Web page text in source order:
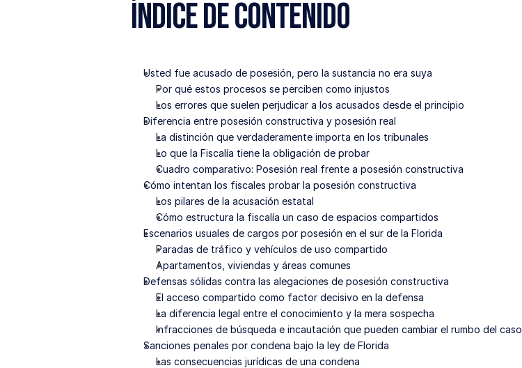
Índice de Contenido
Usted fue acusado de posesión, pero la sustancia no era suya
Por qué estos procesos se perciben como injustos
Los errores que suelen perjudicar a los acusados desde el principio
Diferencia entre posesión constructiva y posesión real
La distinción que verdaderamente importa en los tribunales
Lo que la Fiscalía tiene la obligación de probar
Cuadro comparativo: Posesión real frente a posesión constructiva
Cómo intentan los fiscales probar la posesión constructiva
Los pilares de la acusación estatal
Cómo estructura la fiscalía un caso de espacios compartidos
Escenarios usuales de cargos por posesión en el sur de la Florida
Paradas de tráfico y vehículos de uso compartido
Apartamentos, viviendas y áreas comunes
Defensas sólidas contra las alegaciones de posesión constructiva
El acceso compartido como factor decisivo en la defensa
La diferencia legal entre el conocimiento y la mera sospecha
Infracciones de búsqueda e incautación que pueden cambiar el rumbo del caso
Sanciones penales por condena bajo la ley de Florida
Las consecuencias jurídicas de una condena